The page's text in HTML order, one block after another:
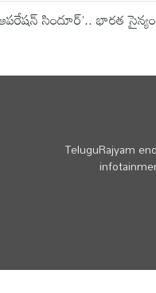
సిందూర్’.. భారత సైన్యం
TeluguRajyam